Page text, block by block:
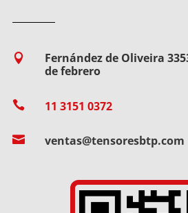

Fernández de Oliveira
de febrero
 11 3151 0372
 ventas@tensoresbtp.com